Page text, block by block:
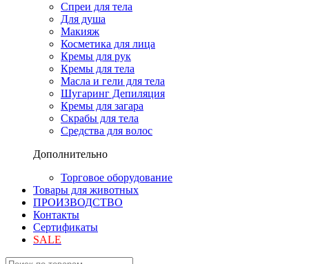
Спреи для тела
Для душа
Макияж
Косметика для лица
Кремы для рук
Кремы для тела
Масла и гели для тела
Шугаринг Депиляция
Кремы для загара
Скрабы для тела
Средства для волос
Дополнительно
Торговое оборудование
Товары для животных
ПРОИЗВОДСТВО
Контакты
Сертификаты
SALE